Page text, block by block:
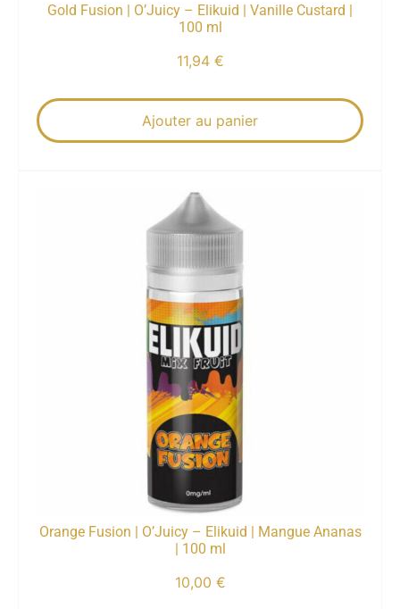
Gold Fusion | O’Juicy – Elikuid | Vanille Custard |
100 ml
11,94 €
Ajouter au panier
Orange Fusion | O’Juicy – Elikuid | Mangue Ananas
| 100 ml
10,00 €